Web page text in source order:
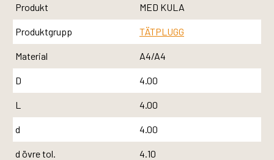
Produkt MED KULA
Produktgrupp TÄTPLUGG
Material A4/A4
D 4.00
L 4.00
d 4.00
d övre tol. 4.10